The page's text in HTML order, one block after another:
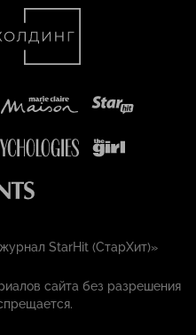
StarHit (СтарХит)»
сайта без разрешения